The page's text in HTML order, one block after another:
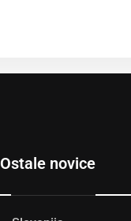
Ostale novice